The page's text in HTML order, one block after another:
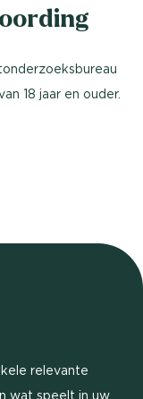
18 jaar en ouder.
relevante
wat speelt in uw